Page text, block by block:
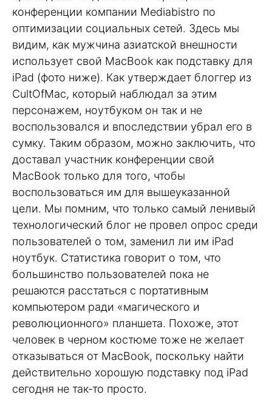
конференции компании Mediabistro по
оптимизации социальных сетей. Здесь мы
видим, как мужчина азиатской внешности
использует свой MacBook как подставку для
iPad (фото ниже). Как утверждает блоггер из
CultOfMac, который наблюдал за этим
персонажем, ноутбуком он так и не
воспользовался и впоследствии убрал его в
сумку. Таким образом, можно заключить, что
доставал участник конференции свой
MacBook только для того, чтобы
воспользоваться им для вышеуказанной
цели. Мы помним, что только самый ленивый
технологический блог не провел опрос среди
пользователей о том, заменил ли им iPad
ноутбук. Статистика говорит о том, что
большинство пользователей пока не
решаются расстаться с портативным
компьютером ради «магического и
революционного» планшета. Похоже, этот
человек в черном костюме тоже не желает
отказываться от MacBook, поскольку найти
действительно хорошую подставку под iPad
сегодня не так-то просто.